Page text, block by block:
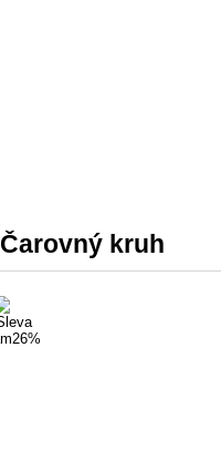
Čarovný kruh